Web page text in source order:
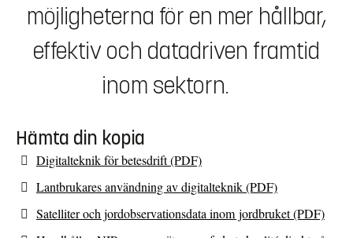
möjligheterna för en mer hållbar,
effektiv och datadriven framtid
inom sektorn.
Hämta din kopia
Digitalteknik för betesdrift (PDF)
Lantbrukares användning av digitalteknik (PDF)
Satelliter och jordobservationsdata inom jordbruket (PDF)